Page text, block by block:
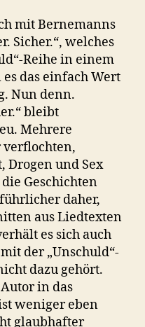
mit Bernemanns
Sicher.“, welches
Reihe in einem
das einfach Wert
Nun denn.
bleibt
Mehrere
verflochten,
Drogen und Sex
Geschichten
daher,
aus Liedtexten
es sich auch
der „Unschuld“-
dazu gehört.
in das
weniger eben
glaubhafter